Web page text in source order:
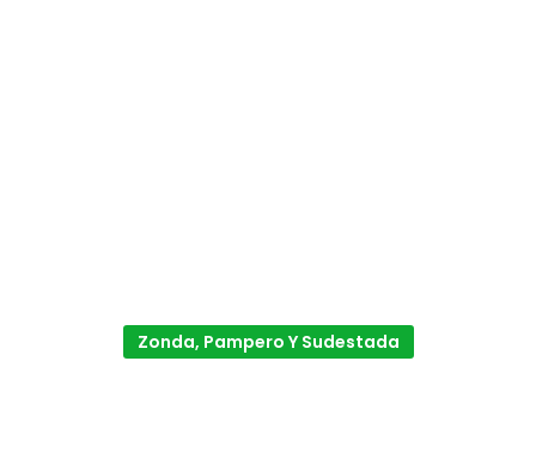
Zonda, Pampero Y Sudestada